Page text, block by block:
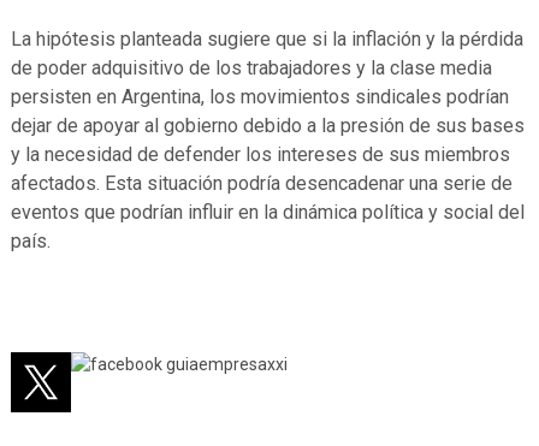
La hipótesis planteada sugiere que si la inflación y la pérdida
de poder adquisitivo de los trabajadores y la clase media
persisten en Argentina, los movimientos sindicales podrían
dejar de apoyar al gobierno debido a la presión de sus bases
y la necesidad de defender los intereses de sus miembros
afectados. Esta situación podría desencadenar una serie de
eventos que podrían influir en la dinámica política y social del
país.